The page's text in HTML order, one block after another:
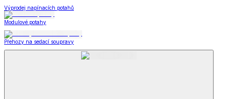
Výprodej napínacích potahů
Modulové potahy
Přehozy na sedací soupravy